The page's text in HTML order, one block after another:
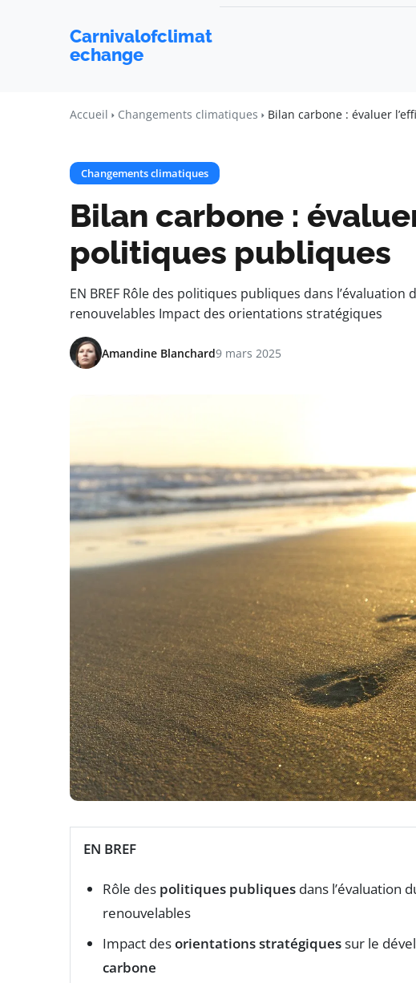
Carnivalofclimat
echange
Accueil Changements climatiques Bilan carbone : évaluer
Changements climatiques
Bilan carbone :
politiques publiques
EN BREF Rôle des politiques publiques dans
renouvelables Impact des orientations stratégiques
Amandine Blanchard9 mars 2025
EN BREF
Rôle des politiques publiques dans l’évaluation
renouvelables
Impact desorientations stratégiquessur le
carbone